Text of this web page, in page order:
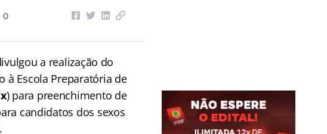
0
a realização do
à Escola Preparatória de
) para preenchimento de
candidatos dos sexos